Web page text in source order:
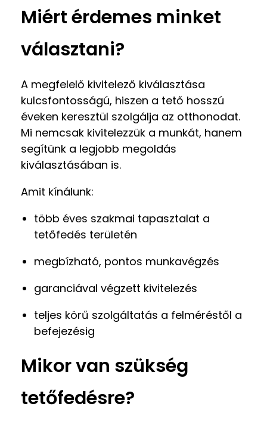
Miért érdemes minket
választani?
A megfelelő kivitelező kiválasztása
kulcsfontosságú, hiszen a tető hosszú
éveken keresztül szolgálja az otthonodat.
Mi nemcsak kivitelezzük a munkát, hanem
segítünk a legjobb megoldás
kiválasztásában is.
Amit kínálunk:
több éves szakmai tapasztalat a
tetőfedés területén
megbízható, pontos munkavégzés
garanciával végzett kivitelezés
teljes körű szolgáltatás a felméréstől a
befejezésig
Mikor van szükség
tetőfedésre?